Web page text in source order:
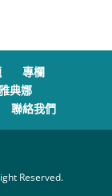
專欄
典娜
聯絡我們
Reserved.